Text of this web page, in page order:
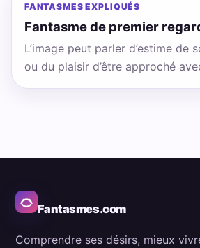
FANTASMES EXPLIQUÉS
Fantasme de premier
L’image peut parler d’estime de
ou du plaisir d’être approché
Fantasmes.com
Comprendre ses désirs, mieux